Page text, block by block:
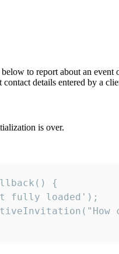
to report about an
details entered by a
is over.
{
fully loaded');